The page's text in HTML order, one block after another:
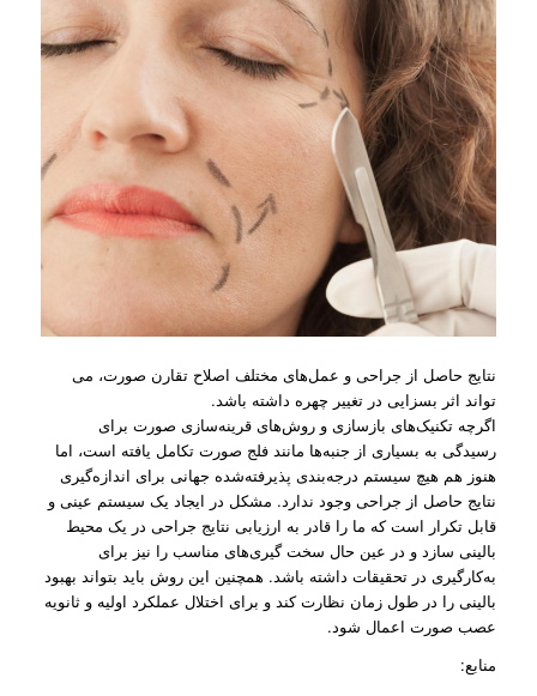
نتایج حاصل از جراحی و عمل‌های مختلف اصلاح تقارن صورت، می
تواند اثر بسزایی در تغییر چهره داشته باشد.
اگرچه تکنیک‌های بازسازی و روش‌های قرینه‌سازی صورت برای
رسیدگی به بسیاری از جنبه‌ها مانند فلج صورت تکامل یافته است، اما
هنوز هم هیچ سیستم درجه‌بندی پذیرفته‌شده جهانی برای اندازه‌گیری
نتایج حاصل از جراحی وجود ندارد. مشکل در ایجاد یک سیستم عینی و
قابل تکرار است که ما را قادر به ارزیابی نتایج جراحی در یک محیط
بالینی سازد و در عین حال سخت گیری‌های مناسب را نیز برای
به‌کارگیری در تحقیقات داشته باشد. همچنین این روش باید بتواند بهبود
بالینی را در طول زمان نظارت کند و برای اختلال عملکرد اولیه و ثانویه
عصب صورت اعمال شود.
منابع: